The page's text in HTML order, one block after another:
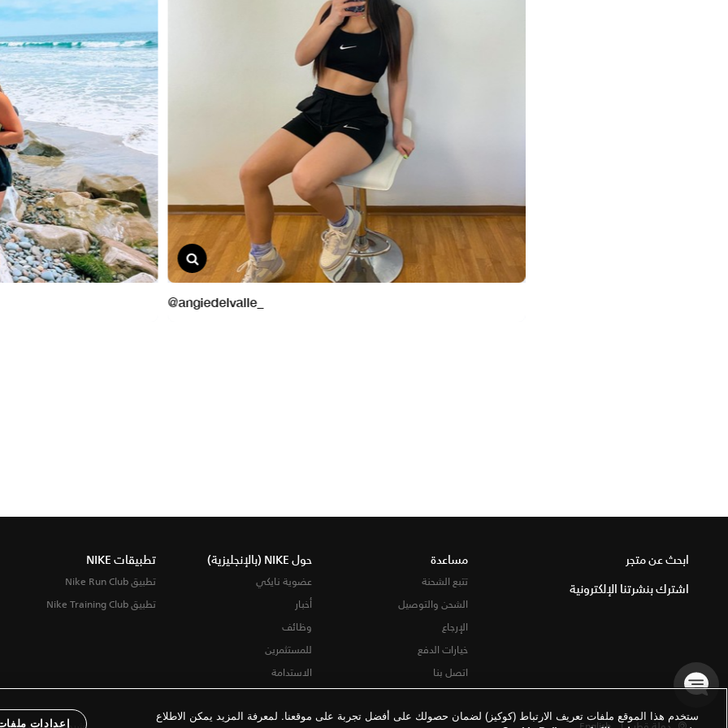
ابحث عن متجر
اشترك بنشرتنا الإلكترونية
مساعدة
تتبع الشحنة
الشحن والتوصيل
الإرجاع
خيارات الدفع
اتصل بنا
حول NIKE (بالإنجليزية)
عضوية نايكي
أخبار
وظائف
للمستثمرين
الاستدامة
تطبيقات NIKE
تطبيق Nike Run Club
تطبيق Nike Training Club
ستخدم هذا الموقع ملفات تعريف الارتباط (كوكيز) لضمان حصولك على أفضل تجربة على موقعنا. لمعرفة المزيد يمكن الاطلاع
إعدادات